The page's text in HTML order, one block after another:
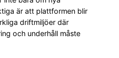
är att plattformen blir
driftmiljöer där
och underhåll måste